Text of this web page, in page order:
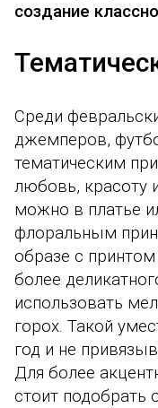
создание
Среди
джемперов,
тематическим
любовь, красоту
можно в платье
флоральным
образе с
более
использовать
горох. Такой
год и не
Для более
стоит